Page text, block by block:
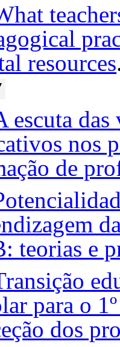
resources
escuta das
nos
de
teorias e
para o
dos